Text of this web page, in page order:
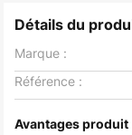
Détails du
Marque :
Référence :
Avantages produit